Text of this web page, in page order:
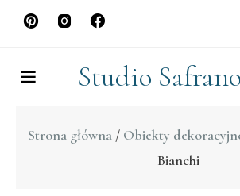
Studio
Strona główna/ Obiekty
Bianchi